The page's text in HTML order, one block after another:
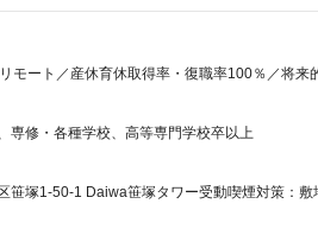
モート／産休育休取得率・復職率100％／将来
専修・各種学校、高等専門学校卒以上
笹塚1-50-1 Daiwa笹塚タワー受動喫煙対策：